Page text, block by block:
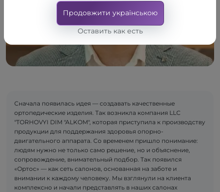
Сначала появилась идея — создавать качественные
ортопедические изделия. Так возникла компания LLC
"TORHOVYI DIM "ALKOM", которая приступила к производству
продукции для поддержания здоровья опорно-
двигательного аппарата. Со временем пришло понимание:
людям нужно не только само решение, но и объяснение,
сопровождение, внимательный подбор. Так появился
«Ортос» — как сеть салонов, основанная на заботе и
внимании к каждому человеку. Мы взглянули на клиента
комплексно и начали представлять в наших салонах
Продовжити українською
Оставить как есть